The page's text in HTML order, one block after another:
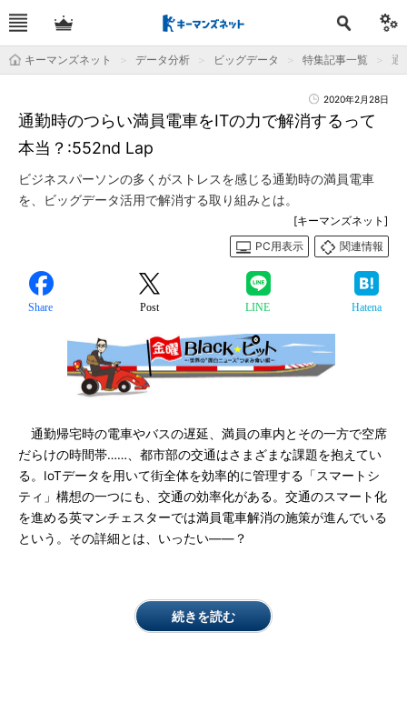
キーマンズネット データ分析 ビッグデータ 特集記事一覧 通
2020年2月28日
通勤時のつらい満員電車をITの力で解消するって
本当？:552nd Lap
ビジネスパーソンの多くがストレスを感じる通勤時の満員電車
を、ビッグデータ活用で解消する取り組みとは。
[キーマンズネット]
PC用表示
関連情報
Share Post LINE Hatena
通勤帰宅時の電車やバスの遅延、満員の車内とその一方で空席
だらけの時間帯……、都市部の交通はさまざまな課題を抱えてい
る。IoTデータを用いて街全体を効率的に管理する「スマートシ
ティ」構想の一つにも、交通の効率化がある。交通のスマート化
を進める英マンチェスターでは満員電車解消の施策が進んでいる
という。その詳細とは、いったい――？
続きを読む